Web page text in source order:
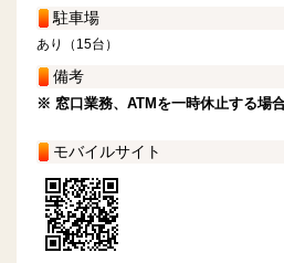
駐車場
あり（15台）
備考
※ 窓口業務、ATMを一時休止する場合
モバイルサイト